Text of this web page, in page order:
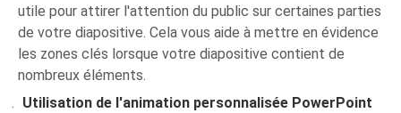
utile pour attirer l'attention du public sur certaines parties
de votre diapositive. Cela vous aide à mettre en évidence
les zones clés lorsque votre diapositive contient de
nombreux éléments.
Utilisation de l'animation personnalisée PowerPoint